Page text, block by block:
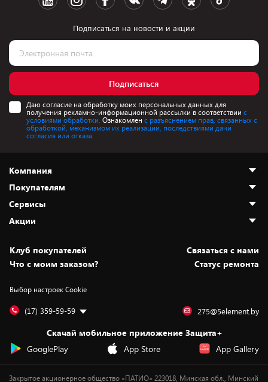
Подписаться на новости и акции
Подписаться
Даю согласие на обработку моих персональных данных для
получения рекламно-информационной рассылки в соответствии с
условиями обработки. Ознакомлен с разъяснением прав, связанных с
обработкой, механизмом их реализации, последствиями дачи
согласия или отказа.
Компания
О нас
Адреса магазинов
Новости
Статьи и обзоры
Вакансии
Дай пять добру!
Покупателям
Как сделать заказ
Оплата и доставка
Безналичный расчёт
Обмен и возврат товара
Обработка персональных данных
Подарочные карты
Сервисы
Установка техники
Для игровых консолей
Для мобильных устройств
Для компьютеров
Сервисные центры
Акции
Скидки и промокоды
Белорусские товары
Бонусы
Оплата частями
Новинки
Клуб покупателей
Cвязаться с нами
Что с моим заказом?
Статус ремонта
Выбор настроек Cookie
(17) 359-59-59 275@5element.by
Скачай мобильное приложение Защита+
GooglePlay
App Store App Gallery
Закрытое акционерное общество «ПАТИО» 223018, Минская обл., Минский